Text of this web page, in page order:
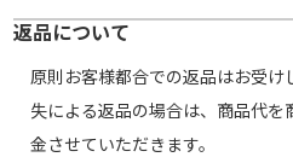
返品について
原則お客様都合での返品はお受
失による返品の場合は、商品代
金させていただきます。